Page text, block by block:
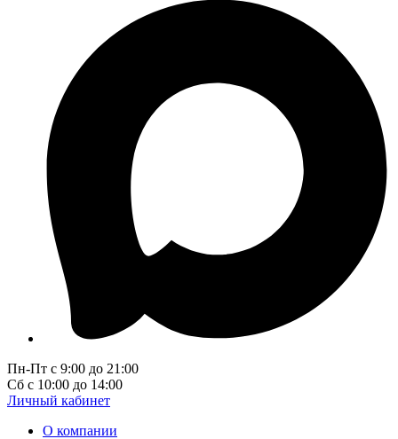
Пн-Пт с 9:00 до 21:00
Сб с 10:00 до 14:00
Личный кабинет
О компании